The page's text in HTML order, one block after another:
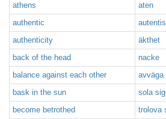
athens
aten
authentic
authenticity
äkthet
back of the head
nacke
balance against each other
avväga
bask in the sun
sola
become betrothed
trolova